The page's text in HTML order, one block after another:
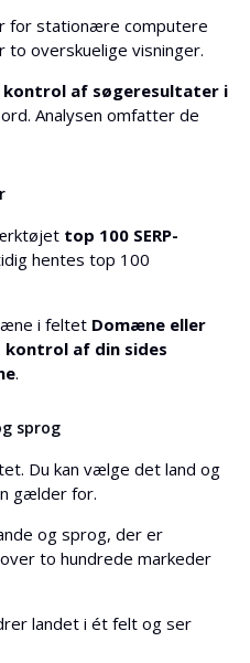
for stationære computere
to overskuelige visninger.
kontrol af søgeresultater i
Analysen omfatter de
top 100 SERP-
hentes top 100
i feltet Domæne eller
kontrol af din sides
.
sprog
Du kan vælge det land og
gælder for.
og sprog, der er
to hundrede markeder
landet i ét felt og ser